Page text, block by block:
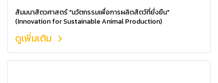
สัมมนาสัตวศาสตร์ "นวัตกรรมเพื่อการผลิตสัตว์ที่ยั่งยืน"
(Innovation for Sustainable Animal Production)
ดูเพิ่มเติม